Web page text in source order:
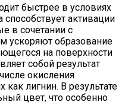
быстрее в условиях
активации
в сочетании с
ускоряют образование
на поверхности
собой результат
окисления
лигнин. В результате
цвет, что особенно